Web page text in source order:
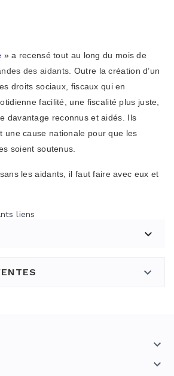
» a recensé tout au long du mois de
des aidants. Outre la création d’un
droits sociaux, fiscaux qui en
facilité, une fiscalité plus juste,
davantage reconnus et aidés. Ils
une cause nationale pour que les
soient soutenus.
les aidants, il faut faire avec eux et
liens



